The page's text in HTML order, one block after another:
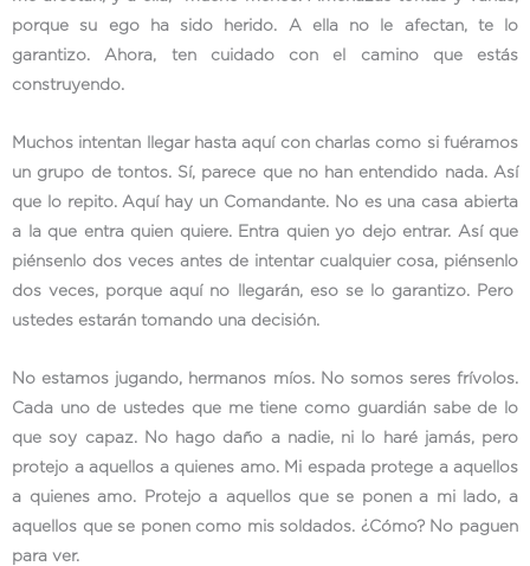
porque su ego ha sido herido. A ella no le afectan, te lo
garantizo. Ahora, ten cuidado con el camino que estás
construyendo.
Muchos intentan llegar hasta aquí con charlas como si fuéramos
un grupo de tontos. Sí, parece que no han entendido nada. Así
que lo repito. Aquí hay un Comandante. No es una casa abierta
a la que entra quien quiere. Entra quien yo dejo entrar. Así que
piénsenlo dos veces antes de intentar cualquier cosa, piénsenlo
dos veces, porque aquí no llegarán, eso se lo garantizo. Pero
ustedes estarán tomando una decisión.
No estamos jugando, hermanos míos. No somos seres frívolos.
Cada uno de ustedes que me tiene como guardián sabe de lo
que soy capaz. No hago daño a nadie, ni lo haré jamás, pero
protejo a aquellos a quienes amo. Mi espada protege a aquellos
a quienes amo. Protejo a aquellos que se ponen a mi lado, a
aquellos que se ponen como mis soldados. ¿Cómo? No paguen
para ver.